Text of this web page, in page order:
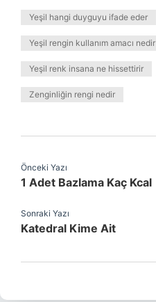
Yeşil hangi duyguyu ifade eder
Yeşil rengin kullanım amacı nedir
Yeşil renk insana ne hissettirir
Zenginliğin rengi nedir
Önceki Yazı
1 Adet Bazlama Kaç Kcal
Sonraki Yazı
Katedral Kime Ait